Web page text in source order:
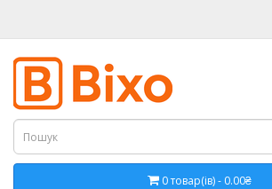
0 товар(ів) - 0.00₴